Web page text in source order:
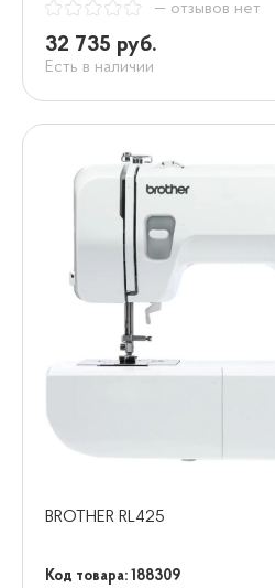
— отзывов нет
32 735 руб.
Есть в наличии
BROTHER RL425
Код товара: 188309